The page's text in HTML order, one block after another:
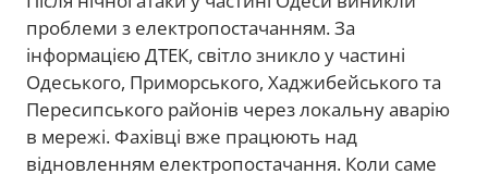
проблеми з електропостачанням. За
інформацією ДТЕК, світло зникло у частині
Одеського, Приморського, Хаджибейського та
Пересипського районів через локальну аварію
в мережі. Фахівці вже працюють над
відновленням електропостачання. Коли саме